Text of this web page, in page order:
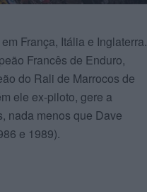
França, Itália e Inglaterra.
Francês de Enduro,
do Rali de Marrocos de
ele ex-piloto, gere a
nada menos que Dave
e 1989).